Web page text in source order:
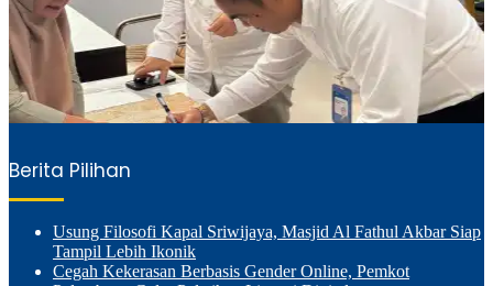
Berita Pilihan
Usung Filosofi Kapal Sriwijaya, Masjid Al Fathul Akbar Siap
Tampil Lebih Ikonik
Cegah Kekerasan Berbasis Gender Online, Pemkot